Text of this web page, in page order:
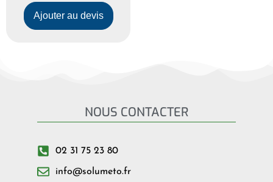
Ajouter au devis
NOUS CONTACTER
02 31 75 23 80
info@solumeto.fr